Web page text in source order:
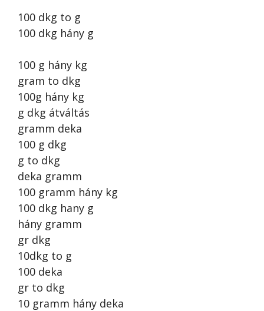
100 dkg to g
100 dkg hány g
100 g hány kg
gram to dkg
100g hány kg
g dkg átváltás
gramm deka
100 g dkg
g to dkg
deka gramm
100 gramm hány kg
100 dkg hany g
hány gramm
gr dkg
10dkg to g
100 deka
gr to dkg
10 gramm hány deka